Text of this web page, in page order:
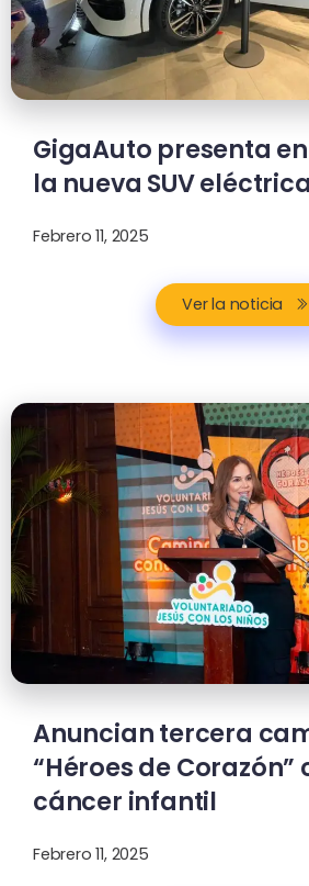
GigaAuto presenta
la nueva SUV
Febrero 11, 2025
Ver la noticia
Anuncian tercera
“Héroes de Corazón”
cáncer infantil
Febrero 11, 2025